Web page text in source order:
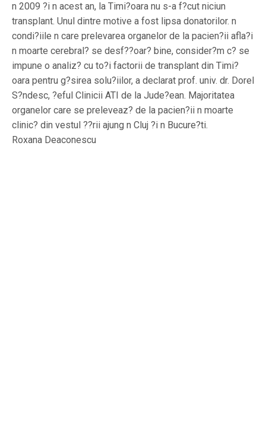
n 2009 ?i n acest an, la Timi?oara nu s-a f?cut niciun
transplant. Unul dintre motive a fost lipsa donatorilor. n
condi?iile n care prelevarea organelor de la pacien?ii afla?i
n moarte cerebral? se desf??oar? bine, consider?m c? se
impune o analiz? cu to?i factorii de transplant din Timi?
oara pentru g?sirea solu?iilor, a declarat prof. univ. dr. Dorel
S?ndesc, ?eful Clinicii ATI de la Jude?ean. Majoritatea
organelor care se preleveaz? de la pacien?ii n moarte
clinic? din vestul ??rii ajung n Cluj ?i n Bucure?ti.
Roxana Deaconescu